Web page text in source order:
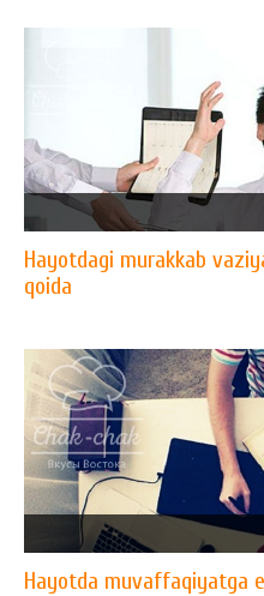
Hayotdagi murakkab
qoida
Hayotda muvaffaqiyatga